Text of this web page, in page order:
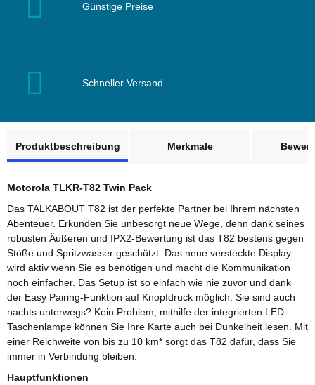
Günstige Preise
Schneller Versand
Produktbeschreibung
Merkmale
Motorola TLKR-T82 Twin Pack
Das TALKABOUT T82 ist der perfekte Partner bei Ihrem nächsten
Abenteuer. Erkunden Sie unbesorgt neue Wege, denn dank seines
robusten Äußeren und IPX2-Bewertung ist das T82 bestens gegen
Stöße und Spritzwasser geschützt. Das neue versteckte Display
wird aktiv wenn Sie es benötigen und macht die Kommunikation
noch einfacher. Das Setup ist so einfach wie nie zuvor und dank
der Easy Pairing-Funktion auf Knopfdruck möglich. Sie sind auch
nachts unterwegs? Kein Problem, mithilfe der integrierten LED-
Taschenlampe können Sie Ihre Karte auch bei Dunkelheit lesen. Mit
einer Reichweite von bis zu 10 km* sorgt das T82 dafür, dass Sie
immer in Verbindung bleiben.
Hauptfunktionen